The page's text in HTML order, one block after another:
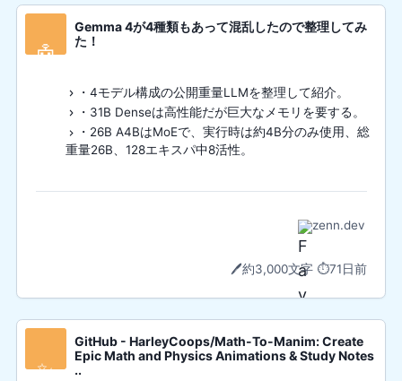
🤖
Gemma 4が4種類もあって混乱したので整理してみ
た！
・4モデル構成の公開重量LLMを整理して紹介。
・31B Denseは高性能だが巨大なメモリを要する。
・26B A4BはMoEで、実行時は約4B分のみ使用、総
重量26B、128エキスパ中8活性。
zenn.dev
🖊️約3,000文字⏱️71日前
✨
GitHub - HarleyCoops/Math-To-Manim: Create
Epic Math and Physics Animations & Study Notes
..